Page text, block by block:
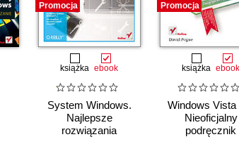
Promocja
książka ebook
System Windows.
Najlepsze
rozwiązania
Promocja
książka ebook
Windows Vista
Nieoficjalny
podręcznik